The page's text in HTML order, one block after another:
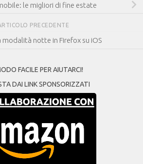
le migliori di fine estate
PRECEDENTE
notte in Firefox su iOS
FACILE PER AIUTARCI!
DAI LINK SPONSORIZZATI